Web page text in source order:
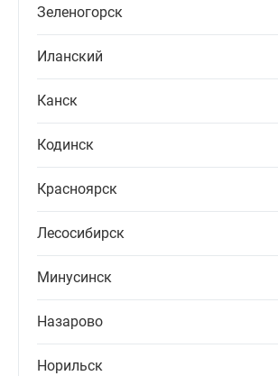
Зеленогорск
Иланский
Канск
Кодинск
Красноярск
Лесосибирск
Минусинск
Назарово
Норильск